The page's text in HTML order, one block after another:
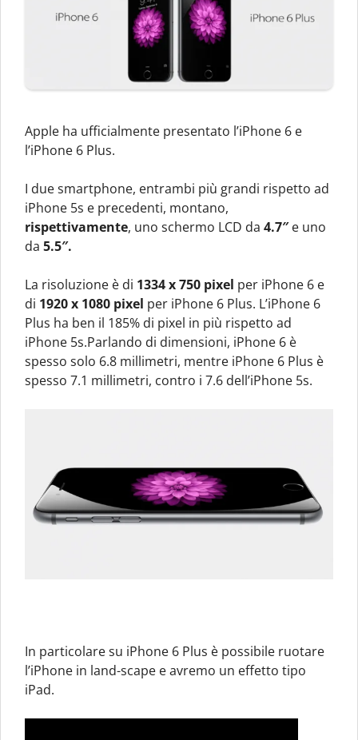
Apple ha ufficialmente presentato l’iPhone 6 e
l’iPhone 6 Plus.
I due smartphone, entrambi più grandi rispetto ad
iPhone 5s e precedenti, montano,
rispettivamente, uno schermo LCD da 4.7″e uno
da 5.5″.
La risoluzione è di 1334 x 750 pixel per iPhone 6 e
di 1920 x 1080 pixel per iPhone 6 Plus. L’iPhone 6
Plus ha ben il 185% di pixel in più rispetto ad
iPhone 5s.Parlando di dimensioni, iPhone 6 è
spesso solo 6.8 millimetri, mentre iPhone 6 Plus è
spesso 7.1 millimetri, contro i 7.6 dell’iPhone 5s.
In particolare su iPhone 6 Plus è possibile ruotare
l’iPhone in land-scape e avremo un effetto tipo
iPad.